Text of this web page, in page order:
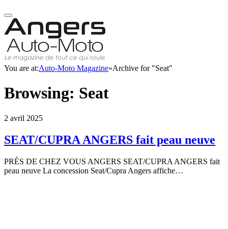
You are at:Auto-Moto Magazine»Archive for "Seat"
Browsing: Seat
2 avril 2025
SEAT/CUPRA ANGERS fait peau neuve
PRÈS DE CHEZ VOUS ANGERS SEAT/CUPRA ANGERS fait
peau neuve La concession Seat/Cupra Angers affiche…